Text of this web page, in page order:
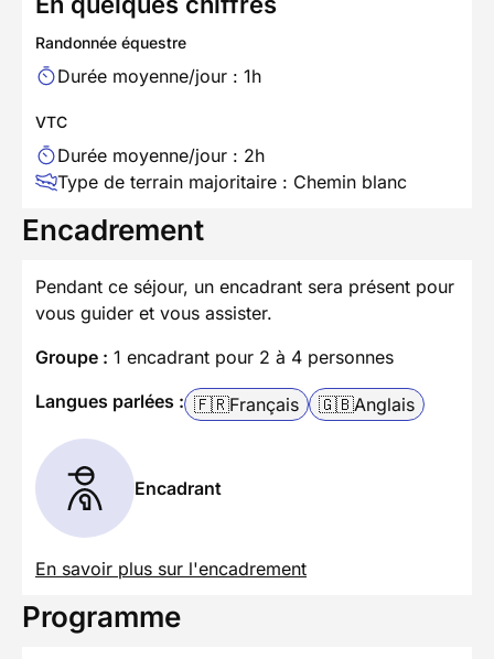
Randonnée équestre
Durée moyenne/jour : 1h
VTC
Durée moyenne/jour : 2h
Type de terrain majoritaire : Chemin blanc
Encadrement
Pendant ce séjour, un encadrant sera présent pour
vous guider et vous assister.
Groupe : 1 encadrant pour 2 à 4 personnes
Langues parlées : 🇫🇷Français 🇬🇧Anglais
Encadrant
En savoir plus sur l'encadrement
Programme